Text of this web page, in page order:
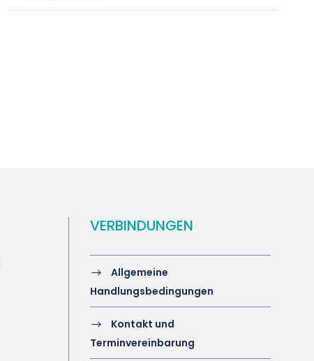
VERBINDUNGEN
Allgemeine
Handlungsbedingungen
Kontakt und
Terminvereinbarung